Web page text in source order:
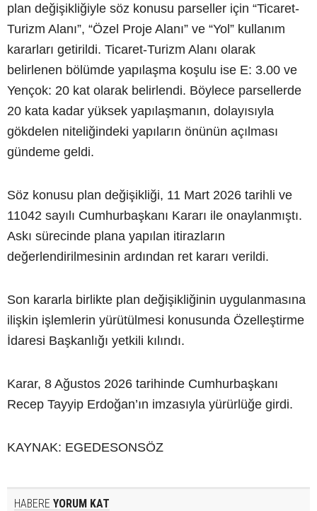
plan değişikliğiyle söz konusu parseller için “Ticaret-
Turizm Alanı”, “Özel Proje Alanı” ve “Yol” kullanım
kararları getirildi. Ticaret-Turizm Alanı olarak
belirlenen bölümde yapılaşma koşulu ise E: 3.00 ve
Yençok: 20 kat olarak belirlendi. Böylece parsellerde
20 kata kadar yüksek yapılaşmanın, dolayısıyla
gökdelen niteliğindeki yapıların önünün açılması
gündeme geldi.
Söz konusu plan değişikliği, 11 Mart 2026 tarihli ve
11042 sayılı Cumhurbaşkanı Kararı ile onaylanmıştı.
Askı sürecinde plana yapılan itirazların
değerlendirilmesinin ardından ret kararı verildi.
Son kararla birlikte plan değişikliğinin uygulanmasına
ilişkin işlemlerin yürütülmesi konusunda Özelleştirme
İdaresi Başkanlığı yetkili kılındı.
Karar, 8 Ağustos 2026 tarihinde Cumhurbaşkanı
Recep Tayyip Erdoğan’ın imzasıyla yürürlüğe girdi.
KAYNAK: EGEDESONSÖZ
HABERE YORUM KAT